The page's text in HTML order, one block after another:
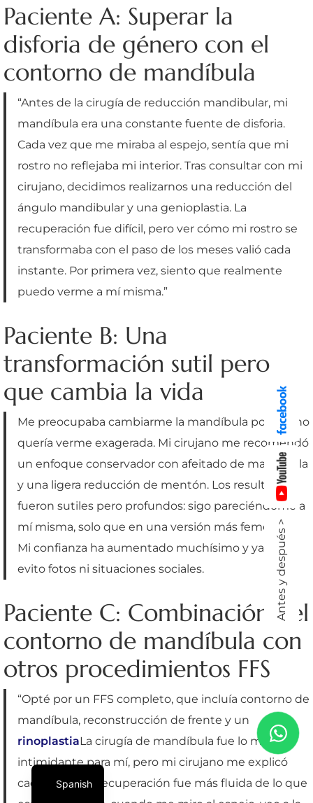
Paciente A: Superar la
disforia de género con el
contorno de mandíbula
“Antes de la cirugía de reducción mandibular, mi
mandíbula era una constante fuente de disforia.
Cada vez que me miraba al espejo, sentía que mi
rostro no reflejaba mi interior. Tras consultar con mi
cirujano, decidimos realizarnos una reducción del
ángulo mandibular y una genioplastia. La
recuperación fue difícil, pero ver cómo mi rostro se
transformaba con el paso de los meses valió cada
instante. Por primera vez, siento que realmente
puedo verme a mí misma.”
Paciente B: Una
transformación sutil pero
que cambia la vida
Me preocupaba cambiarme la mandíbula porque no
quería verme exagerada. Mi cirujano me recomendó
un enfoque conservador con afeitado de mandíbula
y una ligera reducción de mentón. Los resultados
fueron sutiles pero profundos: sigo pareciéndome a
mí misma, solo que en una versión más femenina.
Mi confianza ha aumentado muchísimo y ya no
evito fotos ni situaciones sociales.
Paciente C: Combinación del
contorno de mandíbula con
otros procedimientos FFS
“Opté por un FFS completo, que incluía contorno de
mandíbula, reconstrucción de frente y un
rinoplastiaLa cirugía de mandíbula fue lo más
intimidante para mí, pero mi cirujano me explicó
cada paso y la recuperación fue más fluida de lo que
Antes y después >
Spanish